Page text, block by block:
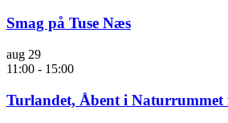
Smag på Tuse Næs
aug 29
11:00 - 15:00
Turlandet, Åbent i Naturrummet